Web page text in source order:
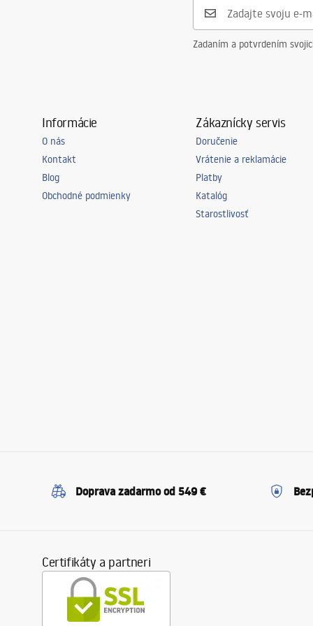
Hliník
vonku
Vrátane sady tesnení
Áno
Možno inštalovať bez sprchovej vaničky
Záruka
24 mesiacov
Zadaním a potvrdením
Informácie
O nás
Kontakt
Blog
Obchodné podmienky
Zákaznícky servis
Doručenie
Vrátenie a reklamácie
Platby
Katalóg
Starostlivosť
Doprava zadarmo od 549 €
Certifikáty a partneri